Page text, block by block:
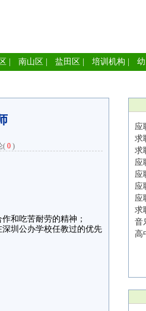
南山区 盐田区 培训机构
( 0 )
和吃苦耐劳的精神；
圳公办学校任教过的优先
应
求
求
应
应
应
应
求
音
高